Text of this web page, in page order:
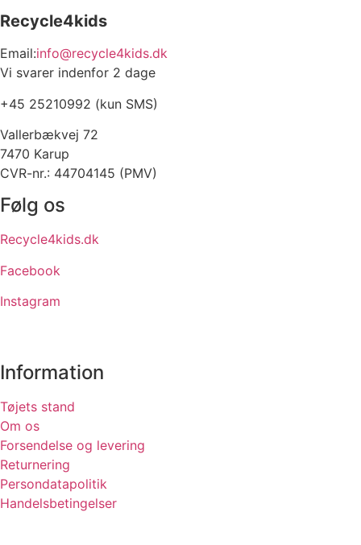
Recycle4kids
Email:info@recycle4kids.dk
Vi svarer indenfor 2 dage
+45 25210992 (kun SMS)
Vallerbækvej 72
7470 Karup
CVR-nr.: 44704145 (PMV)
Følg os
Recycle4kids.dk
Facebook
Instagram
Information
Tøjets stand
Om os
Forsendelse og levering
Returnering
Persondatapolitik
Handelsbetingelser